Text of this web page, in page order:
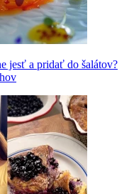
jesť a pridať do šalátov?